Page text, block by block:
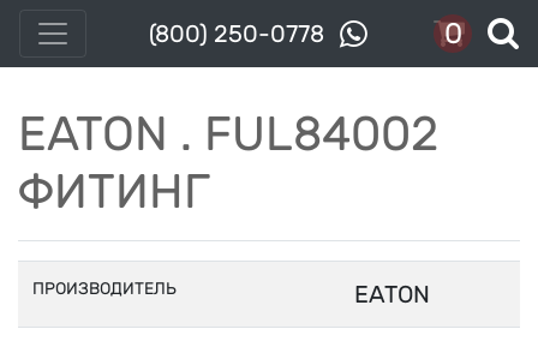
(800) 250-0778 0
EATON . FUL84002
ФИТИНГ
ПРОИЗВОДИТЕЛЬ EATON